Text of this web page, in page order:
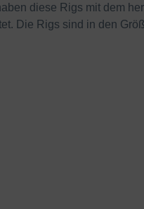
diese Rigs mit dem
Die Rigs sind in den